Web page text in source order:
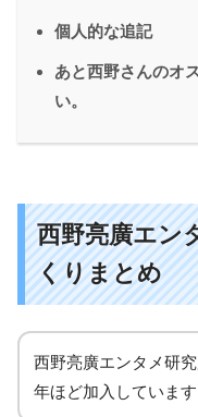
個人的な追記
あと西野さんのオ
い。
西野亮廣エン
くりまとめ
西野亮廣エンタメ研
年ほど加入しています